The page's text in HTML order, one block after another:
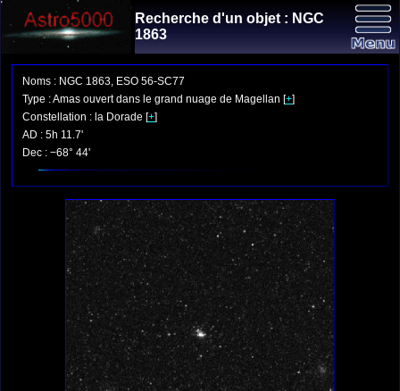
Recherche d'un objet : NGC
1863
Noms : NGC 1863, ESO 56-SC77
Type : Amas ouvert dans le grand nuage de Magellan [+]
Constellation : la Dorade [+]
AD : 5h 11.7'
Dec : −68° 44'